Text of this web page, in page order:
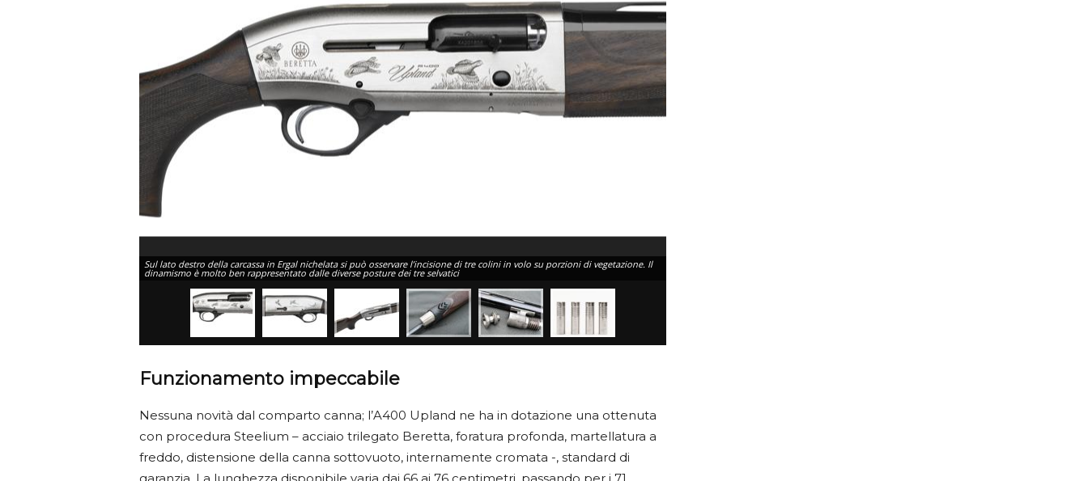
Sul lato destro della carcassa in Ergal nichelata si può osservare l’incisione di tre colini in volo su porzioni di vegetazione. Il
dinamismo è molto ben rappresentato dalle diverse posture dei tre selvatici
Funzionamento impeccabile
Nessuna novità dal comparto canna; l’A400 Upland ne ha in dotazione una ottenuta
con procedura Steelium – acciaio trilegato Beretta, foratura profonda, martellatura a
freddo, distensione della canna sottovuoto, internamente cromata -, standard di